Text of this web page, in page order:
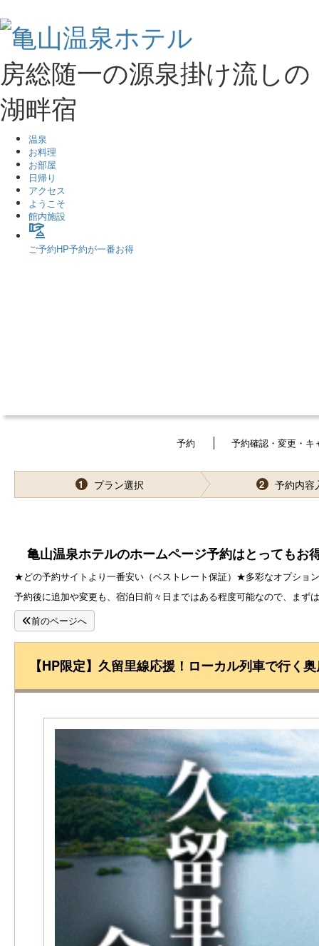
房総随一の源泉掛け流しの
湖畔宿
温泉
お料理
お部屋
日帰り
アクセス
ようこそ
館内施設
concierge
ご予約HP予約が一番お得
予約 予約確認・変更・キ
1 プラン選択 2 予約内容
亀山温泉ホテルのホームページ予約はとってもお
★どの予約サイトより一番安い（ベストレート保証）★多彩なオプシ
予約後に追加や変更も、宿泊日前々日まではある程度可能なので、まず
前のページへ
【HP限定】久留里線応援！ローカル列車で行く